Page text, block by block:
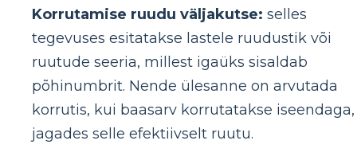
Korrutamise ruudu väljakutse: selles
tegevuses esitatakse lastele ruudustik või
ruutude seeria, millest igaüks sisaldab
põhinumbrit. Nende ülesanne on arvutada
korrutis, kui baasarv korrutatakse iseendaga,
jagades selle efektiivselt ruutu.